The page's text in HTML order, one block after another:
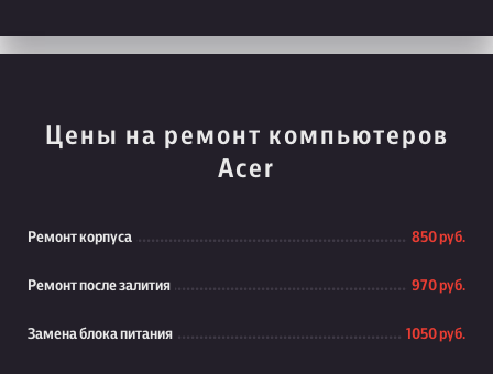
Цены на ремонт компьютеров
Acer
Ремонт корпуса 850 руб.
Ремонт после залития 970 руб.
Замена блока питания 1050 руб.